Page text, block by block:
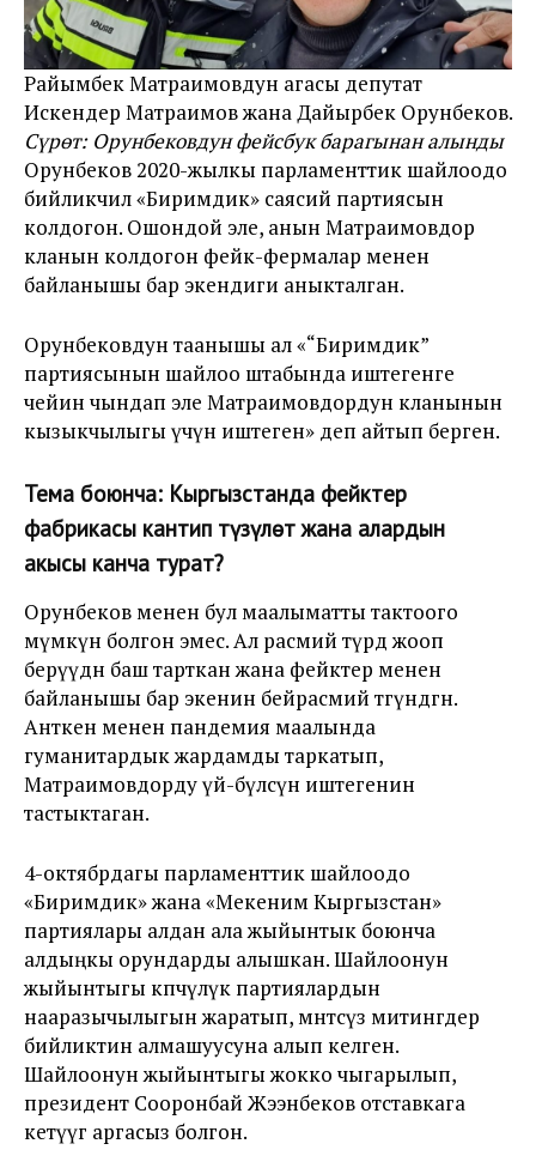
Райымбек Матраимовдун агасы депутат
Искендер Матраимов жана Дайырбек Орунбеков.
Сүрөт: Орунбековдун фейсбук барагынан алынды
Орунбеков 2020-жылкы парламенттик шайлоодо
бийликчил «Биримдик» саясий партиясын
колдогон. Ошондой эле, анын Матраимовдор
кланын колдогон фейк-фермалар менен
байланышы бар экендиги аныкталган.
Орунбековдун таанышы ал «“Биримдик”
партиясынын шайлоо штабында иштегенге
чейин чындап эле Матраимовдордун кланынын
кызыкчылыгы үчүн иштеген» деп айтып берген.
Тема боюнча: Кыргызстанда фейктер
фабрикасы кантип түзүлөт жана алардын
акысы канча турат?
Орунбеков менен бул маалыматты тактоого
мүмкүн болгон эмес. Ал расмий түрдө жооп
берүүдөн баш тарткан жана фейктер менен
байланышы бар экенин бейрасмий төгүндөгөн.
Анткен менен пандемия маалында
гуманитардык жардамды таркатып,
Матраимовдорду үй-бүлөсүнө иштегенин
тастыктаган.
4-октябрдагы парламенттик шайлоодо
«Биримдик» жана «Мекеним Кыргызстан»
партиялары алдан ала жыйынтык боюнча
алдыңкы орундарды алышкан. Шайлоонун
жыйынтыгы көпчүлүк партиялардын
нааразычылыгын жаратып, мөөнөтсүз митингдер
бийликтин алмашуусуна алып келген.
Шайлоонун жыйынтыгы жокко чыгарылып,
президент Сооронбай Жээнбеков отставкага
кетүүгө аргасыз болгон.